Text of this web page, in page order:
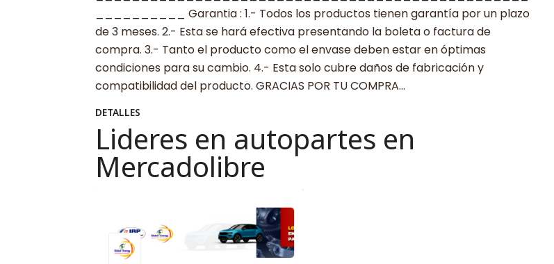
__________ Garantia : 1.- Todos los productos tienen garantía por un plazo
de 3 meses. 2.- Esta se hará efectiva presentando la boleta o factura de
compra. 3.- Tanto el producto como el envase deben estar en óptimas
condiciones para su cambio. 4.- Esta solo cubre daños de fabricación y
compatibilidad del producto. GRACIAS POR TU COMPRA…
DETALLES
Lideres en autopartes en
Mercadolibre